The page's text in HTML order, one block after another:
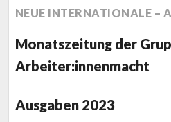
NEUE INTERNATIONALE –
Monatszeitung der
Arbeiter:innenmacht
Ausgaben 2023